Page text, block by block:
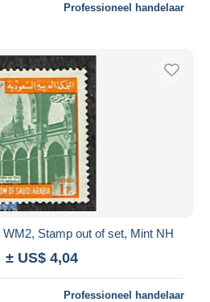
Professioneel handelaar
WM2, Stamp out of set, Mint NH
± US$ 4,04
Professioneel handelaar